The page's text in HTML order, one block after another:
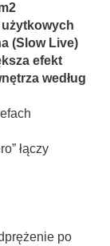
(Slow Live)
efekt
według
łączy
po